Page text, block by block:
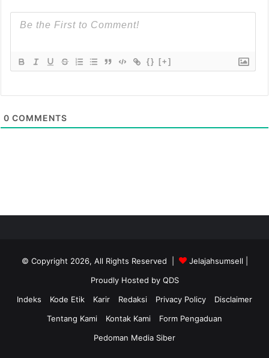
{} [+]
0 COMMENTS
© Copyright 2026, All Rights Reserved | Jelajahsumsell
Proudly Hosted by QDS
Indeks
Kode Etik Karir Redaksi Privacy Policy
Disclaimer
Tentang Kami
Kontak Kami
Form Pengaduan
Pedoman Media Siber